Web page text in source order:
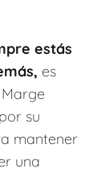
estás
es
su
mantener
una